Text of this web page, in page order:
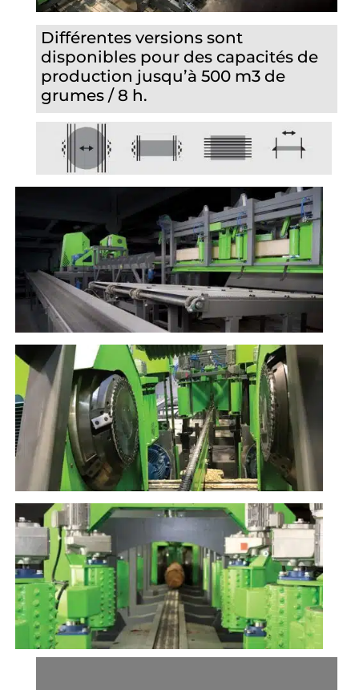
Différentes versions sont
disponibles pour des capacités de
production jusqu’à 500 m3 de
grumes / 8 h.